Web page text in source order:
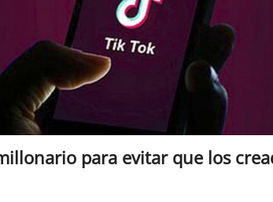
para evitar que los